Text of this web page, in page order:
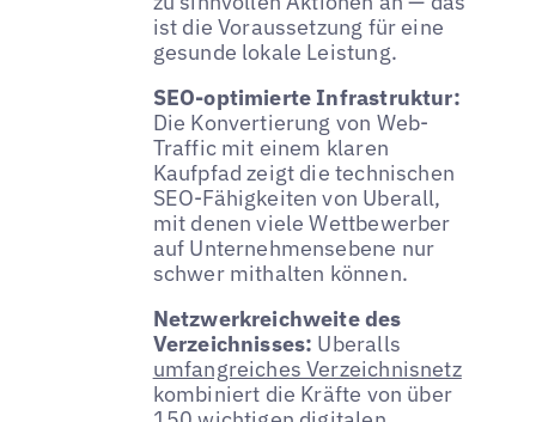
ist die Voraussetzung für eine
gesunde lokale Leistung.
SEO-optimierte Infrastruktur:
Die Konvertierung von Web-
Traffic mit einem klaren
Kaufpfad zeigt die technischen
SEO-Fähigkeiten von Uberall,
mit denen viele Wettbewerber
auf Unternehmensebene nur
schwer mithalten können.
Netzwerkreichweite des
Verzeichnisses: Uberalls
umfangreiches Verzeichnisnetz
kombiniert die Kräfte von über